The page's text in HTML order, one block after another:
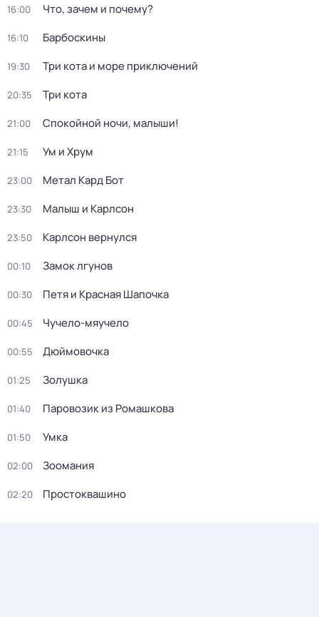
16:00 Что, зачем и почему?
16:10 Барбоскины
19:30 Три кота и море приключений
20:35 Три кота
21:00 Спокойной ночи, малыши!
21:15 Ум и Хрум
23:00 Метал Кард Бот
23:30 Малыш и Карлсон
23:50 Карлсон вернулся
00:10 Замок лгунов
00:30 Петя и Красная Шапочка
00:45 Чучело-мяучело
00:55 Дюймовочка
01:25 Золушка
01:40 Паровозик из Ромашкова
01:50 Умка
02:00 Зоомания
02:20 Простоквашино